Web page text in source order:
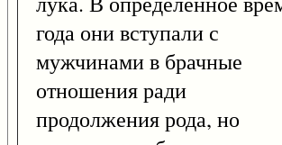
года они вступали с
мужчинами в брачные
отношения ради
продолжения рода, но